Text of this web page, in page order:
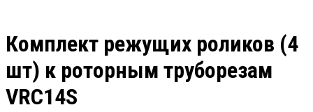
Комплект режущих роликов (4
шт) к роторным труборезам
VRC14S